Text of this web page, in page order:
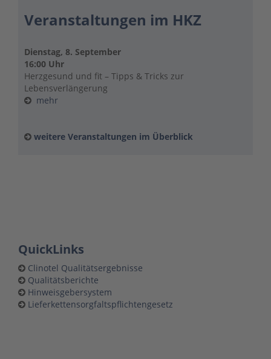
Veranstaltungen im HKZ
Dienstag, 8. September
16:00 Uhr
Herzgesund und fit – Tipps & Tricks zur
Lebensverlängerung
mehr
weitere Veranstaltungen im Überblick
QuickLinks
Clinotel Qualitätsergebnisse
Qualitätsberichte
Hinweisgebersystem
Lieferkettensorgfaltspflichtengesetz